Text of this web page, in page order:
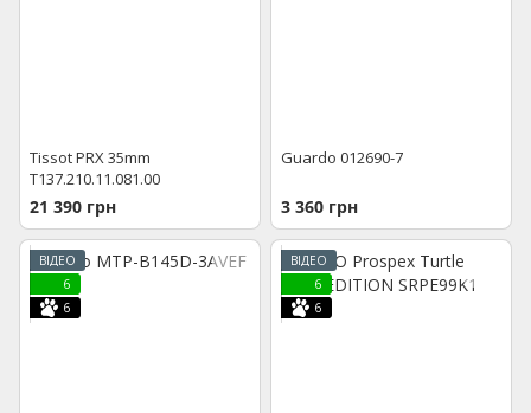
Tissot PRX 35mm
T137.210.11.081.00
21 390 грн
Guardo 012690-7
3 360 грн
ВІДЕО
6
6
ВІДЕО
6
6